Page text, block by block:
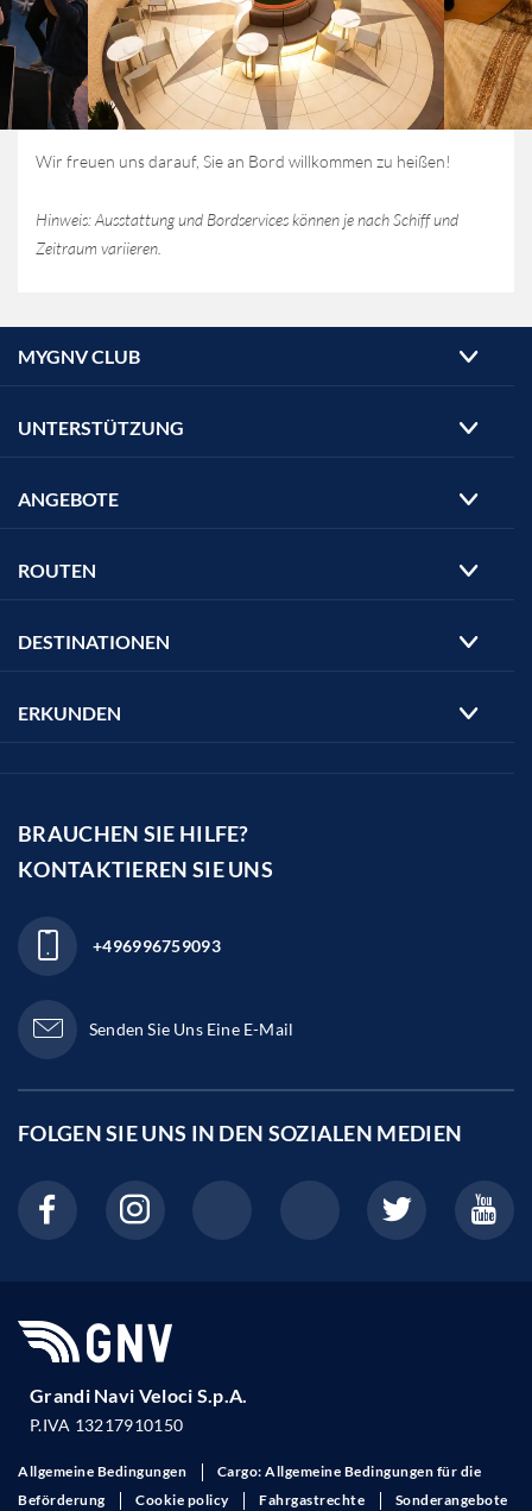
Wir freuen uns darauf, Sie an Bord willkommen zu heißen!
Hinweis: Ausstattung und Bordservices können je nach Schiff und
Zeitraum variieren.
MYGNV CLUB
UNTERSTÜTZUNG
ANGEBOTE
ROUTEN
DESTINATIONEN
ERKUNDEN
BRAUCHEN SIE HILFE?
KONTAKTIEREN SIE UNS
+496996759093
Senden Sie Uns Eine E-Mail
FOLGEN SIE UNS IN DEN SOZIALEN MEDIEN
Grandi Navi Veloci S.p.A.
P.IVA 13217910150
Allgemeine Bedingungen
Cargo: Allgemeine Bedingungen für die
Beförderung
Cookie policy Fahrgastrechte Sonderangebote